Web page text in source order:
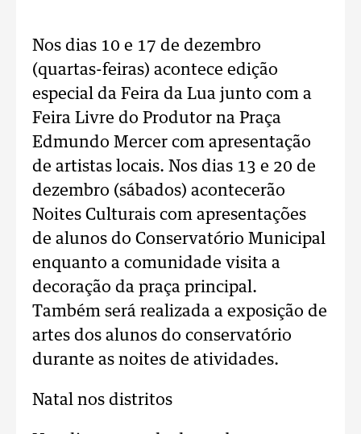
Nos dias 10 e 17 de dezembro
(quartas-feiras) acontece edição
especial da Feira da Lua junto com a
Feira Livre do Produtor na Praça
Edmundo Mercer com apresentação
de artistas locais. Nos dias 13 e 20 de
dezembro (sábados) acontecerão
Noites Culturais com apresentações
de alunos do Conservatório Municipal
enquanto a comunidade visita a
decoração da praça principal.
Também será realizada a exposição de
artes dos alunos do conservatório
durante as noites de atividades.
Natal nos distritos